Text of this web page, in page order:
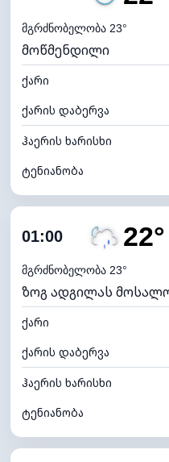
მგრძნობელობა 23°
მოწმენდილი
ქარი
ქარის დაბერვა
ჰაერის ხარისხი
ტენიანობა
ღრუბლიანობა
ნამის წერტილი
ხილვადობა
განათების ინდექსი
ღრუბლის სიმაღლე
01:00 22°
მგრძნობელობა 23°
ზოგ ადგილას
ქარი
ქარის დაბერვა
ჰაერის ხარისხი
ტენიანობა